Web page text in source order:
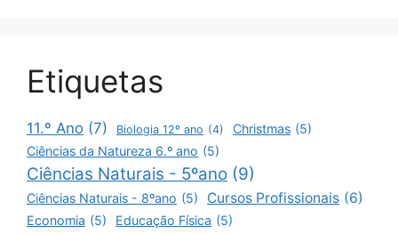
Etiquetas
11.º Ano (7) Biologia 12º ano (4) Christmas (5)
Ciências da Natureza 6.º ano (5)
Ciências Naturais - 5ºano (9)
Ciências Naturais - 8ºano (5) Cursos Profissionais (6)
Economia (5) Educação Física (5)